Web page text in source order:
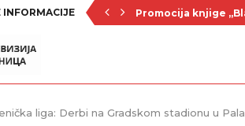
INFORMACIJE Promocija knjige
liga: Derbi na Gradskom stadionu u